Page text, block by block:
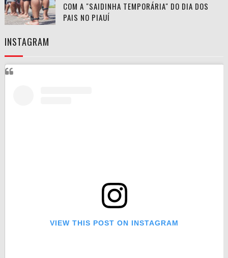
COM A "SAIDINHA TEMPORÁRIA" DO DIA DOS
PAIS NO PIAUÍ
INSTAGRAM
VIEW THIS POST ON INSTAGRAM